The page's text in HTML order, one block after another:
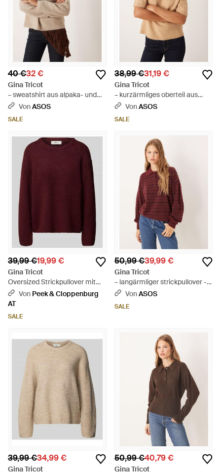
40 €32 €
Gina Tricot
– sweatshirt aus alpaka- und
wollmix - Braun
VonASOS
SALE
38,99 €31,19 €
Gina Tricot
– kurzärmliges oberteil aus
strickstoff - Natur
VonASOS
SALE
39,99 €19,99 €
Gina Tricot
Oversized Strickpullover mit
Leinen-Anteil - Rot
Von Peek & Cloppenburg
AT
SALE
50,99 €39,99 €
Gina Tricot
– langärmliger strickpullover -
RotVonASOS
SALE
39,99 €34,99 €
Gina Tricot
50,99 €40,79 €
Gina Tricot